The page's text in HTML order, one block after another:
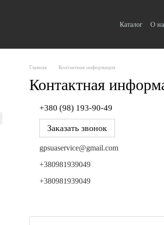
Каталог О
Главная Контактная информация
Контактная
+380 (98) 193-90-49
Заказать звонок
gpsuaservice@gmail.com
+380981939049
+380981939049